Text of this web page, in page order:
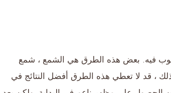
فيه. بعض هذه الطرق هي الشمع ، شمع
، قد لا تعطي هذه الطرق أفضل النتائج في